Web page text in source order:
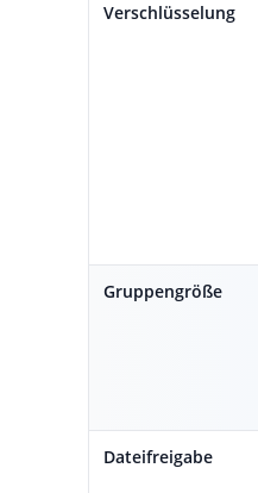
Verschlüsselung
Gruppengröße
Dateifreigabe